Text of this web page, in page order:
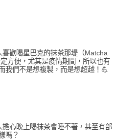
歡喝星巴克的抹茶那堤（Matcha
方便，尤其是疫情期間，所以也有
我們不是想複製，而是想超越！💪
心晚上喝抹茶會睡不著，甚至有部
嗎？